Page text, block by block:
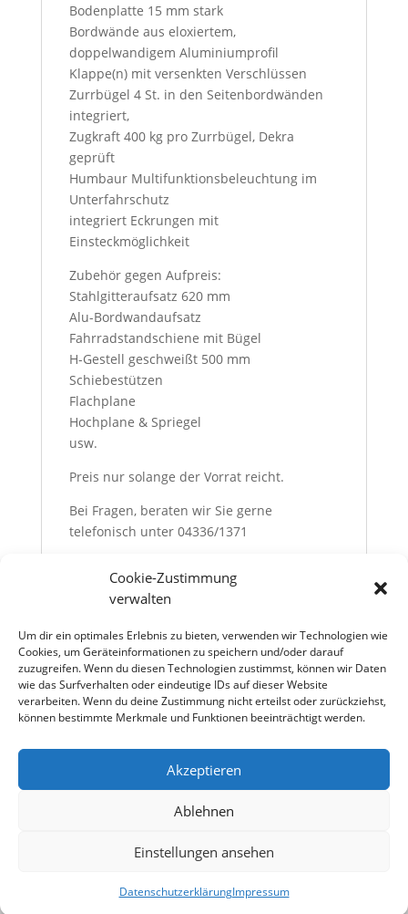
Cookie-Zustimmung
verwalten
Um dir ein optimales Erlebnis zu bieten, verwenden wir Technologien wie
Cookies, um Geräteinformationen zu speichern und/oder darauf
zuzugreifen. Wenn du diesen Technologien zustimmst, können wir Daten
wie das Surfverhalten oder eindeutige IDs auf dieser Website
verarbeiten. Wenn du deine Zustimmung nicht erteilst oder zurückziehst,
können bestimmte Merkmale und Funktionen beeinträchtigt werden.
Akzeptieren
Ablehnen
Einstellungen ansehen
DatenschutzerklärungImpressum
Bodenplatte 15 mm stark
Bordwände aus eloxiertem,
doppelwandigem Aluminiumprofil
Klappe(n) mit versenkten Verschlüssen
Zurrbügel 4 St. in den Seitenbordwänden
integriert,
Zugkraft 400 kg pro Zurrbügel, Dekra
geprüft
Humbaur Multifunktionsbeleuchtung im
Unterfahrschutz
integriert Eckrungen mit
Einsteckmöglichkeit
Zubehör gegen Aufpreis:
Stahlgitteraufsatz 620 mm
Alu-Bordwandaufsatz
Fahrradstandschiene mit Bügel
H-Gestell geschweißt 500 mm
Schiebestützen
Flachplane
Hochplane & Spriegel
usw.
Preis nur solange der Vorrat reicht.
Bei Fragen, beraten wir Sie gerne
telefonisch unter 04336/1371
17.00 Uhr.
Und am Samstag von 08.00 Uhr bis 12.00
Uhr.
Technische Änderungen, Preisänderungen,
Zwischenverkauf und Irrtümer vorbehalten.
Für Irrtümer und Druckfehler wird keine
Haftung übernommen.
Kontakt
Wiederrufsbelehrung
Datenschutzerklärung